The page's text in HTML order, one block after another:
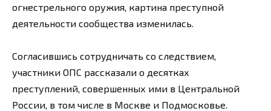
огнестрельного оружия, картина преступной
деятельности сообщества изменилась.
Согласившись сотрудничать со следствием,
участники ОПС рассказали о десятках
преступлений, совершенных ими в Центральной
России, в том числе в Москве и Подмосковье.